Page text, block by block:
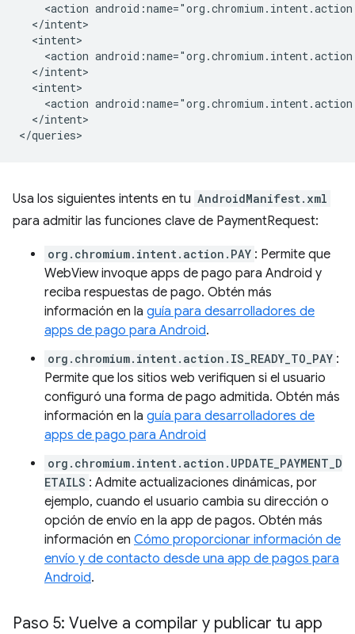
<action
<action
<action
</intent>
Usa los siguientes intents en tu AndroidManifest.xml
para admitir las funciones clave de PaymentRequest:
org.chromium.intent.action.PAY : Permite que
WebView invoque apps de pago para Android y
reciba respuestas de pago. Obtén más
información en la guía para desarrolladores de
apps de pago para Android.
org.chromium.intent.action.IS_READY_TO_PAY :
Permite que los sitios web verifiquen si el usuario
configuró una forma de pago admitida. Obtén más
información en la guía para desarrolladores de
apps de pago para Android
org.chromium.intent.action.UPDATE_PAYMENT_D
ETAILS : Admite actualizaciones dinámicas, por
ejemplo, cuando el usuario cambia su dirección o
opción de envío en la app de pagos. Obtén más
información en Cómo proporcionar información de
envío y de contacto desde una app de pagos para
Android.
Paso 5: Vuelve a compilar y publicar tu app